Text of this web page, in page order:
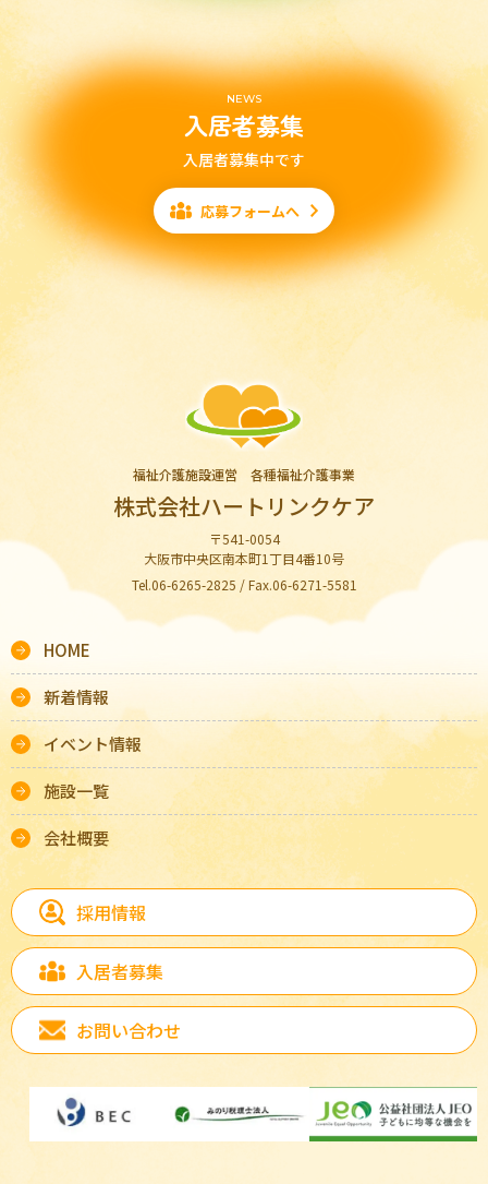
NEWS
入居者募集
入居者募集中です
応募フォームへ
福祉介護施設運営 各種福祉介護事業
株式会社ハートリンクケア
〒541-0054
大阪市中央区南本町1丁目4番10号
Tel.06-6265-2825 / Fax.06-6271-5581
HOME
新着情報
イベント情報
施設一覧
会社概要
採用情報
入居者募集
お問い合わせ